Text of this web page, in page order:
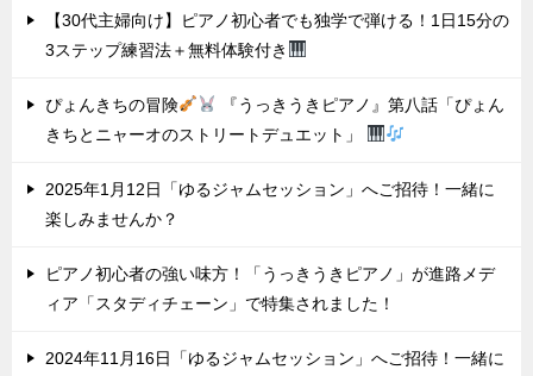
【30代主婦向け】ピアノ初心者でも独学で弾ける！1日15分の
3ステップ練習法＋無料体験付き
ぴょんきちの冒険
『うっきうきピアノ』第八話「ぴょん
きちとニャーオのストリートデュエット」
2025年1月12日「ゆるジャムセッション」へご招待！一緒に
楽しみませんか？
ピアノ初心者の強い味方！「うっきうきピアノ」が進路メデ
ィア「スタディチェーン」で特集されました！
2024年11月16日「ゆるジャムセッション」へご招待！一緒に